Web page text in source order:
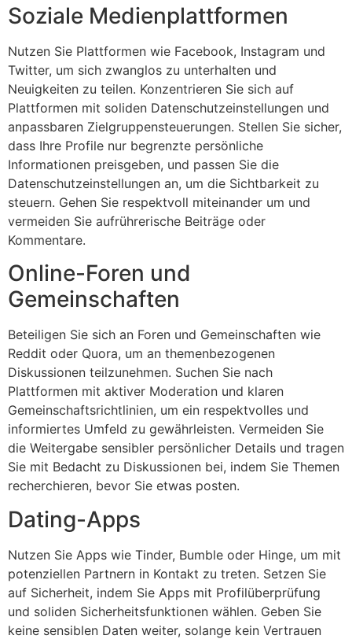
Soziale Medienplattformen
Nutzen Sie Plattformen wie Facebook, Instagram und
Twitter, um sich zwanglos zu unterhalten und
Neuigkeiten zu teilen. Konzentrieren Sie sich auf
Plattformen mit soliden Datenschutzeinstellungen und
anpassbaren Zielgruppensteuerungen. Stellen Sie sicher,
dass Ihre Profile nur begrenzte persönliche
Informationen preisgeben, und passen Sie die
Datenschutzeinstellungen an, um die Sichtbarkeit zu
steuern. Gehen Sie respektvoll miteinander um und
vermeiden Sie aufrührerische Beiträge oder
Kommentare.
Online-Foren und
Gemeinschaften
Beteiligen Sie sich an Foren und Gemeinschaften wie
Reddit oder Quora, um an themenbezogenen
Diskussionen teilzunehmen. Suchen Sie nach
Plattformen mit aktiver Moderation und klaren
Gemeinschaftsrichtlinien, um ein respektvolles und
informiertes Umfeld zu gewährleisten. Vermeiden Sie
die Weitergabe sensibler persönlicher Details und tragen
Sie mit Bedacht zu Diskussionen bei, indem Sie Themen
recherchieren, bevor Sie etwas posten.
Dating-Apps
Nutzen Sie Apps wie Tinder, Bumble oder Hinge, um mit
potenziellen Partnern in Kontakt zu treten. Setzen Sie
auf Sicherheit, indem Sie Apps mit Profilüberprüfung
und soliden Sicherheitsfunktionen wählen. Geben Sie
keine sensiblen Daten weiter, solange kein Vertrauen